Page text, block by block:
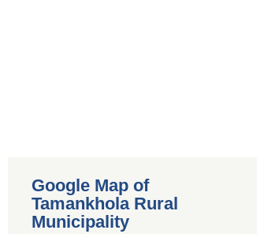
Google Map of
Tamankhola Rural
Municipality